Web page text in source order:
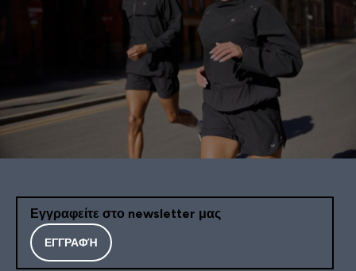
Εγγραφείτε στο newsletter μας
ΕΓΓΡΑΦΉ